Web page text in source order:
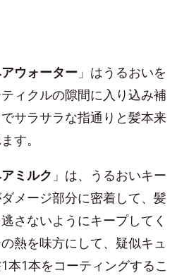
ウォーター 」はうるおいを
ィクルの隙間に入り込み補
サラサラな指通りと髪本来
す。
ミルク 」は、うるおいキー
メージ部分に密着して、髪
さないようにキープしてく
熱を味方にして、疑似キュ
本1本をコーティングするこ